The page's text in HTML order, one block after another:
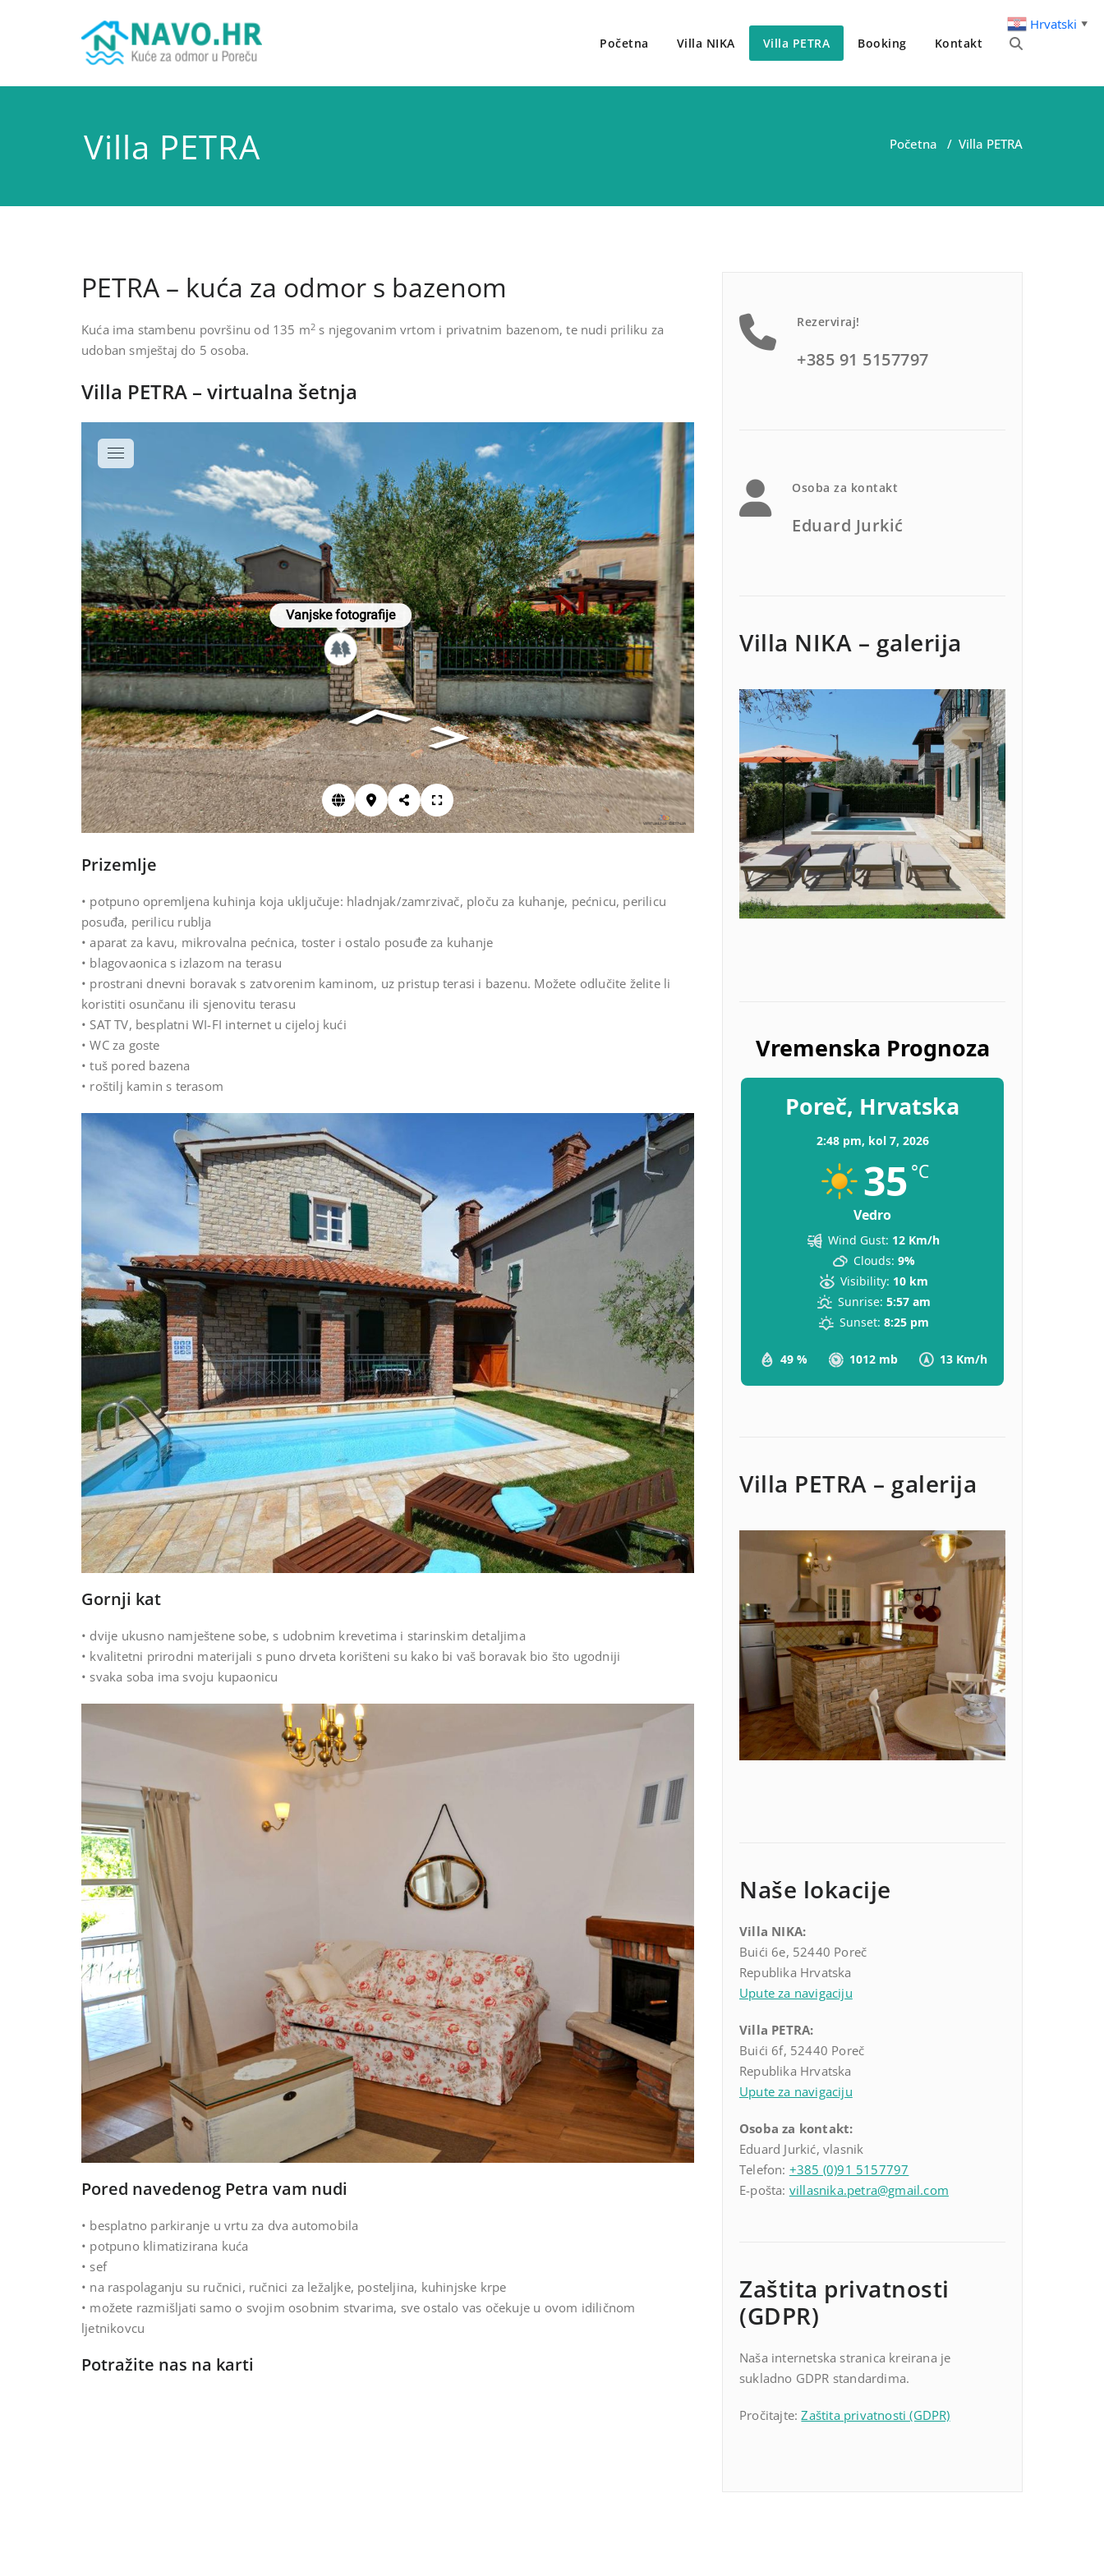
Početna Villa NIKA Villa PETRA Booking Kontakt
Villa PETRA Početna / Villa PETRA
PETRA – kuća za odmor s bazenom
Kuća ima stambenu površinu od 135 m2 s njegovanim vrtom i privatnim bazenom, te nudi priliku za
udoban smještaj do 5 osoba.
Villa PETRA – virtualna šetnja
Prizemlje
• potpuno opremljena kuhinja koja uključuje: hladnjak/zamrzivač, ploču za kuhanje, pećnicu, perilicu
posuđa, perilicu rublja
• aparat za kavu, mikrovalna pećnica, toster i ostalo posuđe za kuhanje
• blagovaonica s izlazom na terasu
• prostrani dnevni boravak s zatvorenim kaminom, uz pristup terasi i bazenu. Možete odlučite želite li
koristiti osunčanu ili sjenovitu terasu
• SAT TV, besplatni WI-FI internet u cijeloj kući
• WC za goste
• tuš pored bazena
• roštilj kamin s terasom
Gornji kat
• dvije ukusno namještene sobe, s udobnim krevetima i starinskim detaljima
• kvalitetni prirodni materijali s puno drveta korišteni su kako bi vaš boravak bio što ugodniji
• svaka soba ima svoju kupaonicu
Pored navedenog Petra vam nudi
• besplatno parkiranje u vrtu za dva automobila
• potpuno klimatizirana kuća
• sef
• na raspolaganju su ručnici, ručnici za ležaljke, posteljina, kuhinjske krpe
• možete razmišljati samo o svojim osobnim stvarima, sve ostalo vas očekuje u ovom idiličnom
ljetnikovcu
Potražite nas na karti
Rezerviraj!
+385 91 5157797
Osoba za kontakt
Eduard Jurkić
Villa NIKA – galerija
Vremenska Prognoza
Poreč, Hrvatska
2:48 pm, kol 7, 2026
35 °C
Vedro
49 % 1012 mb 13 Km/h
Wind Gust: 12 Km/h
Clouds: 9%
Visibility: 10 km
Sunrise: 5:57 am
Sunset: 8:25 pm
Villa PETRA – galerija
Naše lokacije
Villa NIKA:
Buići 6e, 52440 Poreč
Republika Hrvatska
Upute za navigaciju
Villa PETRA:
Buići 6f, 52440 Poreč
Republika Hrvatska
Upute za navigaciju
Osoba za kontakt:
Eduard Jurkić, vlasnik
Telefon: +385 (0)91 5157797
E-pošta: villasnika.petra@gmail.com
Zaštita privatnosti
(GDPR)
Naša internetska stranica kreirana je
sukladno GDPR standardima.
Pročitajte:Zaštita privatnosti (GDPR)
Hrvatski ▼